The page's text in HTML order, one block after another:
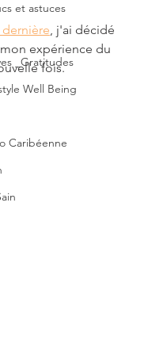
et astuces
_Gratitudes
Well Being
Caribéenne
, j'ai décidé
expérience du
fois.